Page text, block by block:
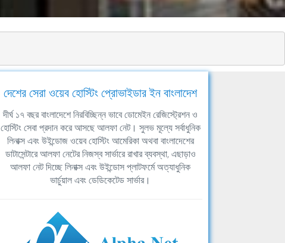
দেশের সেরা ওয়েব হোস্টিং প্রোভাইডার ইন বাংলাদেশ
দীর্ঘ ১৭ বছর বাংলাদেশে নিরবিচ্ছিন্ন ভাবে ডোমেইন রেজিস্ট্রেশন ও
হোস্টিং সেবা প্রদান করে আসছে আলফা নেট। সুলভ মূল্যে সর্বাধুনিক
লিনাক্স এবং উইন্ডোজ ওয়েব হোস্টিং আমেরিকা অথবা বাংলাদেশের
ডাটাসেন্টারে আলফা নেটের নিজস্ব সার্ভারে রাখার ব্যবস্থা, এছাড়াও
আলফা নেট দিচ্ছে লিনাক্স এবং উইন্ডোস প্লাটফর্মে অত্যাধুনিক
ভার্চুয়াল এবং ডেডিকেটেড সার্ভার।